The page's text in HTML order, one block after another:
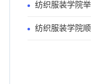
纺织服装学院
纺织服装学院